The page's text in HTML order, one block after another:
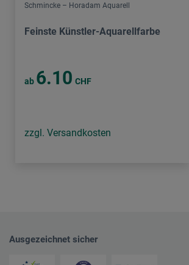
Schmincke – Horadam Aquarell
Feinste Künstler-Aquarellfarbe
ab 6.10 CHF
zzgl. Versandkosten
Ausgezeichnet sicher